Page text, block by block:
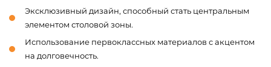
Эксклюзивный дизайн, способный стать центральным
элементом столовой зоны.
Использование первоклассных материалов с акцентом
на долговечность.